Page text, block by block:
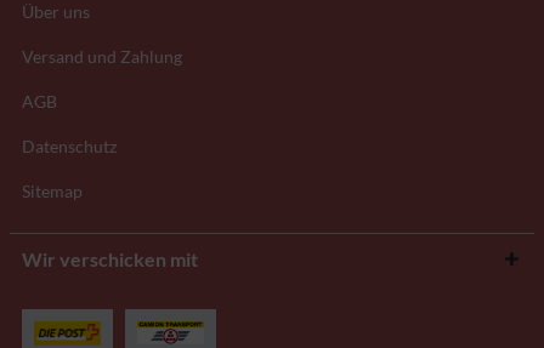
Über uns
Versand und Zahlung
AGB
Datenschutz
Sitemap
Wir verschicken mit